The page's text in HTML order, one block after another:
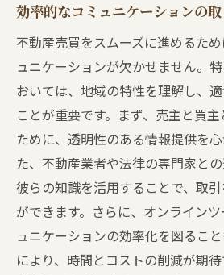
効率的なコミュニケーションの
不動産売買をスムーズに進めるた
ュニケーションが欠かせません。
おいては、地域の特性を理解し、
ことが重要です。まず、売主と買
ために、透明性のある情報提供を
た、不動産業者や法律の専門家との
彼らの知識を活用することで、取
ができます。さらに、オンライン
ュニケーションの効率化を図るこ
により、時間とコストの削減が期